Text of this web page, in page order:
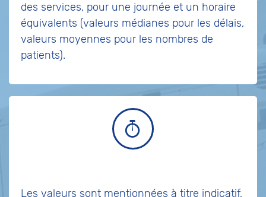
des services, pour une journée et un horaire
équivalents (valeurs médianes pour les délais,
valeurs moyennes pour les nombres de
patients).
Les valeurs sont mentionnées à titre indicatif,